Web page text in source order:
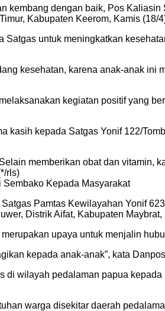
kembang dengan baik, Pos
Kabupaten Keerom, Kamis (18/
untuk meningkatkan
kesehatan, karena anak-anak
kegiatan positif yang
kasih kepada Satgas Yonif 122/
memberikan obat dan vitamin,
rls)
Sembako Kepada Masyarakat
Pamtas Kewilayahan Yonif
Distrik Aifat, Kabupaten
upaya untuk menjalin
kepada anak-anak”, kata
wilayah pedalaman papua
warga disekitar daerah